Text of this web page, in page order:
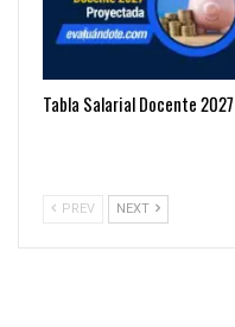
Tabla Salarial Docente 2027
PREV NEXT